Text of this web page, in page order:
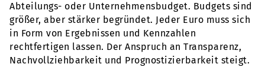
Abteilungs- oder Unternehmensbudget. Budgets sind
größer, aber stärker begründet. Jeder Euro muss sich
in Form von Ergebnissen und Kennzahlen
rechtfertigen lassen. Der Anspruch an Transparenz,
Nachvollziehbarkeit und Prognostizierbarkeit steigt.